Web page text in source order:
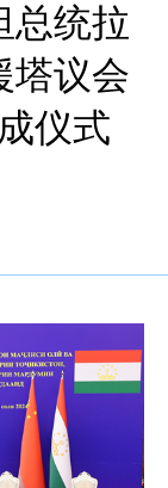
总统拉
塔议会
仪式